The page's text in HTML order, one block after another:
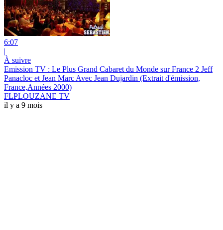
6:07
|
À suivre
Emission TV : Le Plus Grand Cabaret du Monde sur France 2 Jeff
Panacloc et Jean Marc Avec Jean Dujardin (Extrait d'émission,
France,Années 2000)
FLPLOUZANE TV
il y a 9 mois